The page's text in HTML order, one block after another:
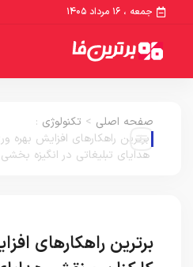
جمعه ، ۱۶ مرداد ۱۴۰۵
صفحه اصلی > تکنولوژی :
برترین راهکارهای افزایش بهره
هدایای تبلیغاتی در انگیزه بخشی
برترین راهکارهای